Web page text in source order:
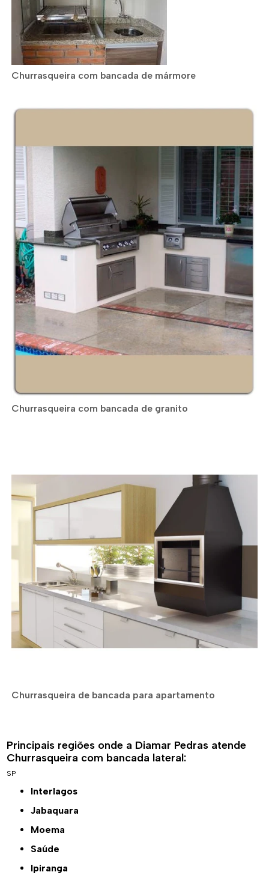
Churrasqueira com bancada de mármore
Churrasqueira com bancada de granito
Churrasqueira de bancada para apartamento
Principais regiões onde a Diamar Pedras atende
Churrasqueira com bancada lateral:
SP
Interlagos
Jabaquara
Moema
Saúde
Ipiranga